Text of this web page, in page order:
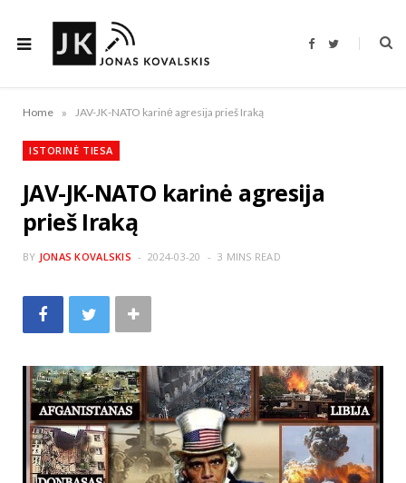
F
b
T
t
Home » JAV-JK-NATO karinė agresija prieš Iraką
ISTORINĖ TIESA
JAV-JK-NATO karinė agresija
prieš Iraką
BY JONAS KOVALSKIS 2024-03-20 3 MINS READ